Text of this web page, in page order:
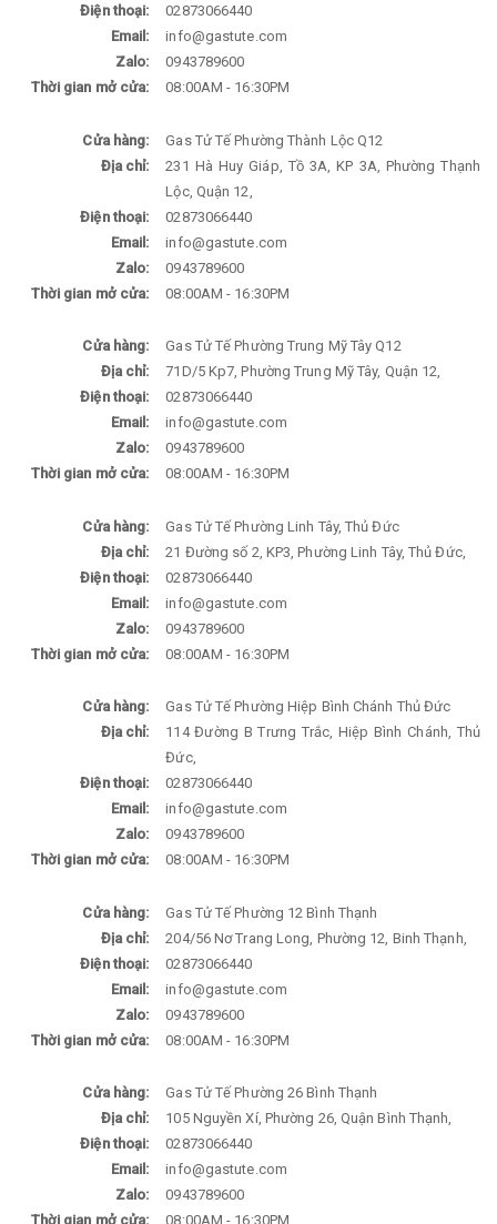
Điện thoại:
02873066440
Email:
info@gastute.com
Zalo:
0943789600
Thời gian mở cửa:
08:00AM - 16:30PM
Cửa hàng:
Gas Tử Tế Phường Thành Lộc Q12
Địa chỉ:
231 Hà Huy Giáp, Tồ 3A, KP 3A, Phường Thạnh
Lộc, Quận 12,
Điện thoại:
02873066440
Email:
info@gastute.com
Zalo:
0943789600
Thời gian mở cửa:
08:00AM - 16:30PM
Cửa hàng:
Gas Tử Tế Phường Trung Mỹ Tây Q12
Địa chỉ:
71D/5 Kp7, Phường Trung Mỹ Tây, Quận 12,
Điện thoại:
02873066440
Email:
info@gastute.com
Zalo:
0943789600
Thời gian mở cửa:
08:00AM - 16:30PM
Cửa hàng:
Gas Tử Tế Phường Linh Tây, Thủ Đức
Địa chỉ:
21 Đường số 2, KP3, Phường Linh Tây, Thủ Đức,
Điện thoại:
02873066440
Email:
info@gastute.com
Zalo:
0943789600
Thời gian mở cửa:
08:00AM - 16:30PM
Cửa hàng:
Gas Tử Tế Phường Hiệp Bình Chánh Thủ Đức
Địa chỉ:
114 Đường B Trưng Trắc, Hiệp Bình Chánh, Thủ
Đức,
Điện thoại:
02873066440
Email:
info@gastute.com
Zalo:
0943789600
Thời gian mở cửa:
08:00AM - 16:30PM
Cửa hàng:
Gas Tử Tế Phường 12 Bình Thạnh
Địa chỉ:
204/56 Nơ Trang Long, Phường 12, Binh Thạnh,
Điện thoại:
02873066440
Email:
info@gastute.com
Zalo:
0943789600
Thời gian mở cửa:
08:00AM - 16:30PM
Cửa hàng:
Gas Tử Tế Phường 26 Bình Thạnh
Địa chỉ:
105 Nguyền Xí, Phường 26, Quận Bình Thạnh,
Điện thoại:
02873066440
Email:
info@gastute.com
Zalo:
0943789600
Thời gian mở cửa:
08:00AM - 16:30PM